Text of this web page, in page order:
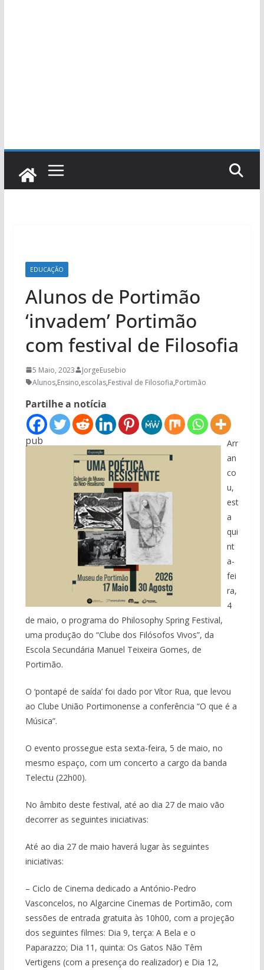
EDUCAÇÃO
Alunos de Portimão
‘invadem’ Portimão
com festival de Filosofia
5 Maio, 2023
JorgeEusebio
Alunos,Ensino,escolas,Festival de Filosofia,Portimão
Partilhe a notícia
pub
Arr
an
co
u,
est
a
qui
nt
a-
fei
ra,
4
de maio, o programa do Philosophy Spring Festival,
uma produção do “Clube dos Filósofos Vivos”, da
Escola Secundária Manuel Teixeira Gomes, de
Portimão.
O ‘pontapé de saída’ foi dado por Vítor Rua, que levou
ao Clube União Portimonense a conferência “O que é a
Música”.
O evento prossegue esta sexta-feira, 5 de maio, no
mesmo espaço, com um concerto a cargo da banda
Telectu (22h00).
No âmbito deste festival, até ao dia 27 de maio vão
decorrer as seguintes iniciativas:
Até ao dia 27 de maio haverá lugar às seguintes
iniciativas:
– Ciclo de Cinema dedicado a António-Pedro
Vasconcelos, no Algarcine Cinemas de Portimão, com
sessões de entrada gratuita às 10h00, com a projeção
dos seguintes filmes: Dia 9, terça: A Bela e o
Paparazzo; Dia 11, quinta: Os Gatos Não Têm
Vertigens (com a presença do realizador) e Dia 12,